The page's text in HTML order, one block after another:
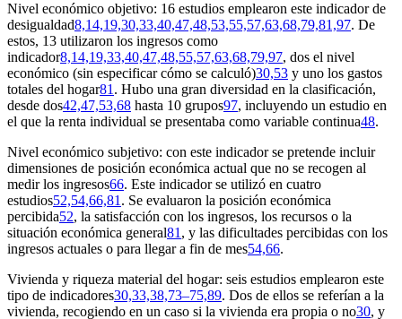
Nivel económico objetivo: 16 estudios emplearon este indicador de
desigualdad8,14,19,30,33,40,47,48,53,55,57,63,68,79,81,97. De
estos, 13 utilizaron los ingresos como
indicador8,14,19,33,40,47,48,55,57,63,68,79,97, dos el nivel
económico (sin especificar cómo se calculó)30,53 y uno los gastos
totales del hogar81 . Hubo una gran diversidad en la clasificación,
desde dos42,47,53,68 hasta 10 grupos97, incluyendo un estudio en
el que la renta individual se presentaba como variable continua48.
Nivel económico subjetivo: con este indicador se pretende incluir
dimensiones de posición económica actual que no se recogen al
medir los ingresos66. Este indicador se utilizó en cuatro
estudios52,54,66,81 . Se evaluaron la posición económica
percibida52, la satisfacción con los ingresos, los recursos o la
situación económica general81 , y las dificultades percibidas con los
ingresos actuales o para llegar a fin de mes54,66.
Vivienda y riqueza material del hogar: seis estudios emplearon este
tipo de indicadores30,33,38,73–75,89. Dos de ellos se referían a la
vivienda, recogiendo en un caso si la vivienda era propia o no30, y